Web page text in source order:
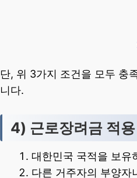
단, 위 3가지 조건을 모두 충
니다.
4) 근로장려금 적
대한민국 국적을 보유
다른 거주자의 부양자